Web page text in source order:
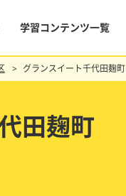
学習コンテンツ一覧
グランスイート千代田麹町
田麹町